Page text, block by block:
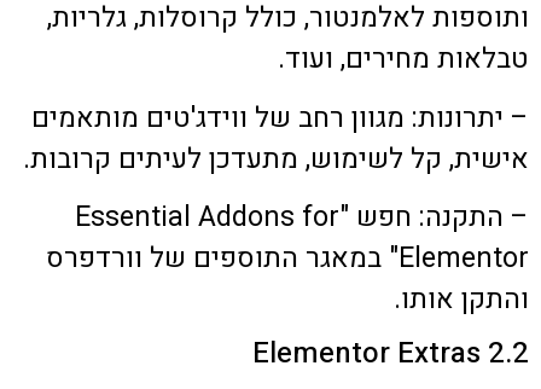
ותוספות לאלמנטור, כולל קרוסלות, גלריות,
טבלאות מחירים, ועוד.
– יתרונות: מגוון רחב של ווידג'טים מותאמים
אישית, קל לשימוש, מתעדכן לעיתים קרובות.
– התקנה: חפש "Essential Addons for
Elementor" במאגר התוספים של וורדפרס
והתקן אותו.
2.2 Elementor Extras